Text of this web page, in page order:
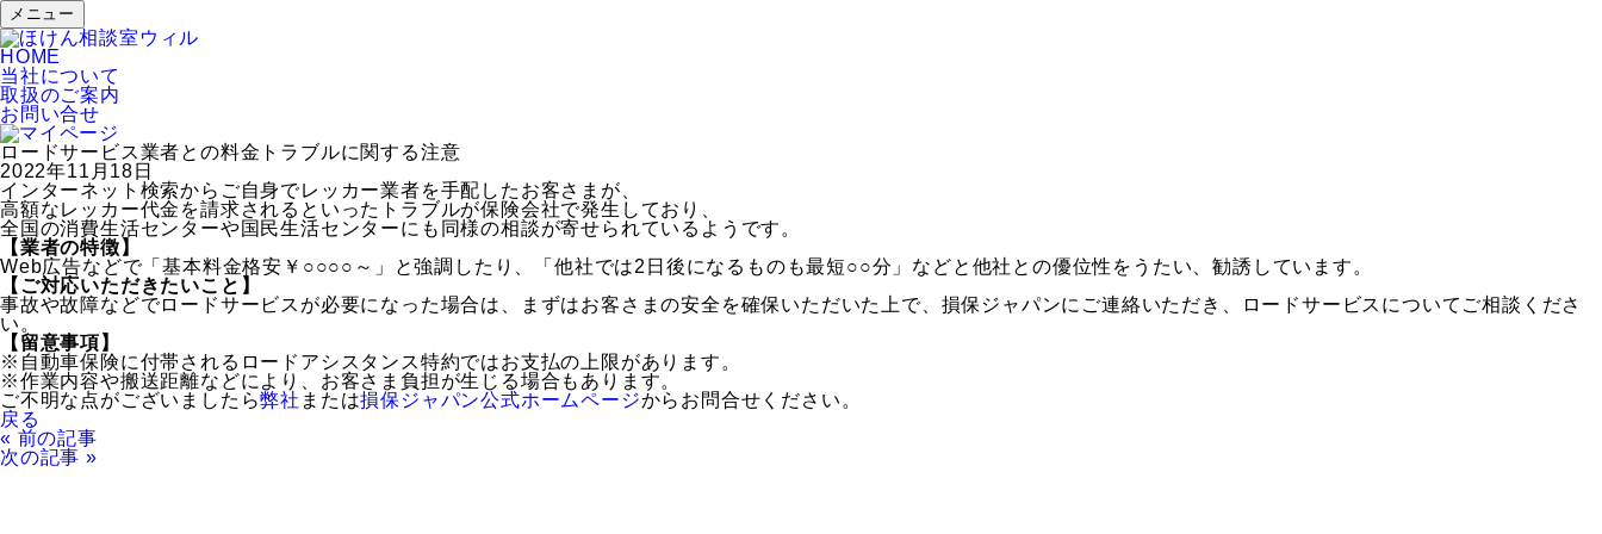
メニュー
HOME
当社について
取扱のご案内
お問い合せ
ロードサービス業者との料金トラブルに関する注意
2022年11月18日
インターネット検索からご自身でレッカー業者を手配したお客さまが、
高額なレッカー代金を請求されるといったトラブルが保険会社で発生しており、
全国の消費生活センターや国民生活センターにも同様の相談が寄せられているようです。
【業者の特徴】
Web広告などで「基本料金格安￥○○○○～」と強調したり、「他社では2日後になるものも最短○○分」などと他社との優位性をうたい、勧誘しています。
【ご対応いただきたいこと】
事故や故障などでロードサービスが必要になった場合は、まずはお客さまの安全を確保いただいた上で、損保ジャパンにご連絡いただき、ロードサービスについてご相談くださ
い。
【留意事項】
※自動車保険に付帯されるロードアシスタンス特約ではお支払の上限があります。
※作業内容や搬送距離などにより、お客さま負担が生じる場合もあります。
ご不明な点がございましたら弊社 または損保ジャパン公式ホームページからお問合せください。
戻る
« 前の記事
次の記事 »